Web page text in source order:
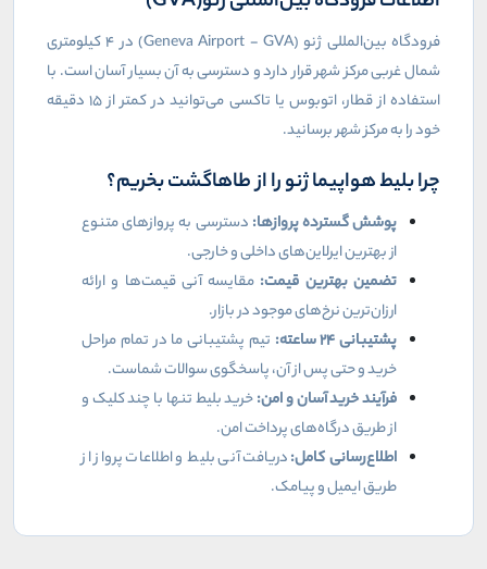
فرودگاه بین‌المللی ژنو(Geneva Airport - GVA)
در ۴ کیلومتری
شمال غربی مرکز شهر قرار دارد و دسترسی به آن بسیار آسان است. با
استفاده از قطار، اتوبوس یا تاکسی می‌توانید در کمتر از ۱۵ دقیقه
خود را به مرکز شهر برسانید.
چرا بلیط هواپیما ژنو را از طاهاگشت بخریم؟
پوشش گسترده پروازها: دسترسی به پروازهای متنوع
از بهترین ایرلاین‌های داخلی و خارجی.
تضمین بهترین قیمت: مقایسه آنی قیمت‌ها و ارائه
ارزان‌ترین نرخ‌های موجود در بازار.
پشتیبانی۲۴ساعته: تیم پشتیبانی ما در تمام مراحل
خرید و حتی پس از آن، پاسخگوی سوالات شماست.
فرآیند خرید آسان و امن:خرید بلیط تنها با چند کلیک و
از طریق درگاه‌های پرداخت امن.
اطلاع‌رسانی کامل:دریافت آنی بلیط و اطلاعات پرواز از
طریق ایمیل و پیامک.